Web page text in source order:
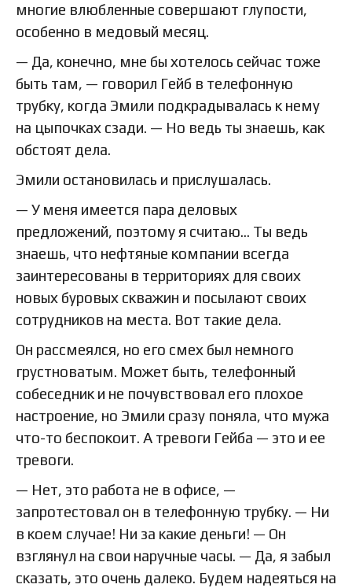
многие влюбленные совершают глупости,
особенно в медовый месяц.
— Да, конечно, мне бы хотелось сейчас тоже
быть там, — говорил Гейб в телефонную
трубку, когда Эмили подкрадывалась к нему
на цыпочках сзади. — Но ведь ты знаешь, как
обстоят дела.
Эмили остановилась и прислушалась.
— У меня имеется пара деловых
предложений, поэтому я считаю… Ты ведь
знаешь, что нефтяные компании всегда
заинтересованы в территориях для своих
новых буровых скважин и посылают своих
сотрудников на места. Вот такие дела.
Он рассмеялся, но его смех был немного
грустноватым. Может быть, телефонный
собеседник и не почувствовал его плохое
настроение, но Эмили сразу поняла, что мужа
что-то беспокоит. А тревоги Гейба — это и ее
тревоги.
— Нет, это работа не в офисе, —
запротестовал он в телефонную трубку. — Ни
в коем случае! Ни за какие деньги! — Он
взглянул на свои наручные часы. — Да, я забыл
сказать, это очень далеко. Будем надеяться на